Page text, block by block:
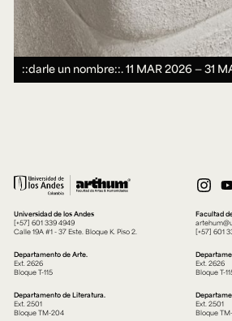
::darle un nombre::.11 MAR 2026 ― 31
Universidad de los Andes
[+57] 601 339 4949
Calle 19A #1 - 37 Este. Bloque K. Piso 2.
Facultad
[+57] 601
Departamento de Arte.
Ext. 2626
Bloque T-115
Ext. 2626
Bloque T-
Departamento de Literatura.
Ext. 2501
Bloque TM-204
Ext. 2501
Bloque